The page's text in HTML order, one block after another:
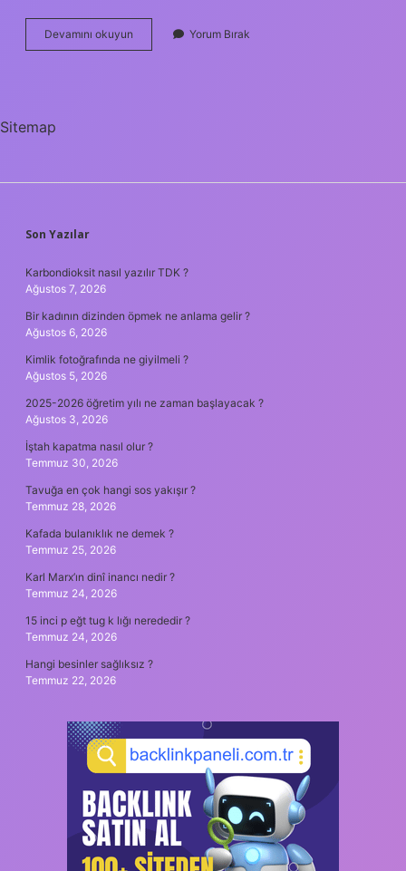
Devamını okuyun
Kalınlaşmasının
Yorum Bırak
Sitemap
SIDEBAR
Son Yazılar
Karbondioksit nasıl yazılır TDK ?
Ağustos 7, 2026
Bir kadının dizinden öpmek ne anlama gelir ?
Ağustos 6, 2026
Kimlik fotoğrafında ne giyilmeli ?
Ağustos 5, 2026
2025-2026 öğretim yılı ne zaman başlayacak ?
Ağustos 3, 2026
İştah kapatma nasıl olur ?
Temmuz 30, 2026
Tavuğa en çok hangi sos yakışır ?
Temmuz 28, 2026
Kafada bulanıklık ne demek ?
Temmuz 25, 2026
Karl Marx’ın dinî inancı nedir ?
Temmuz 24, 2026
15 inci p eğt tug k lığı nerededir ?
Temmuz 24, 2026
Hangi besinler sağlıksız ?
Temmuz 22, 2026